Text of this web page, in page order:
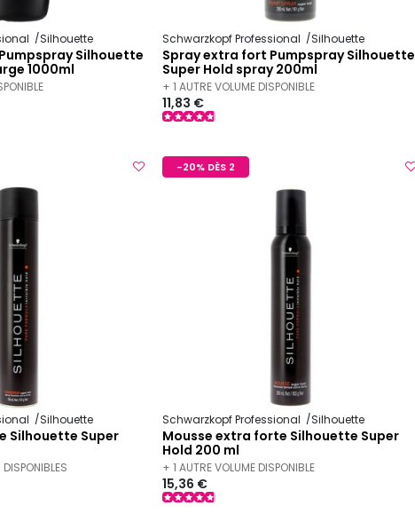
Silhouette
Silhouette
1000ml
Schwarzkopf Professional Silhouette
Spray extra fort Pumpspray Silhouette
Super Hold spray 200ml
+ 1 AUTRE VOLUME DISPONIBLE
11,83 €
Silhouette
Silhouette Super
-20% DÈS 2
Schwarzkopf Professional Silhouette
Mousse extra forte Silhouette Super
Hold 200 ml
+ 1 AUTRE VOLUME DISPONIBLE
15,36 €